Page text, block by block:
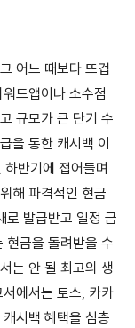
어느 때보다 뜨겁
드앱이나 소수점
규모가 큰 단기 수
을 통한 캐시백 이
반기에 접어들며
해 파격적인 현금
로 발급받고 일정 금
현금을 돌려받을 수
는 안 될 최고의 생
에서는 토스, 카카
시백 혜택을 심층